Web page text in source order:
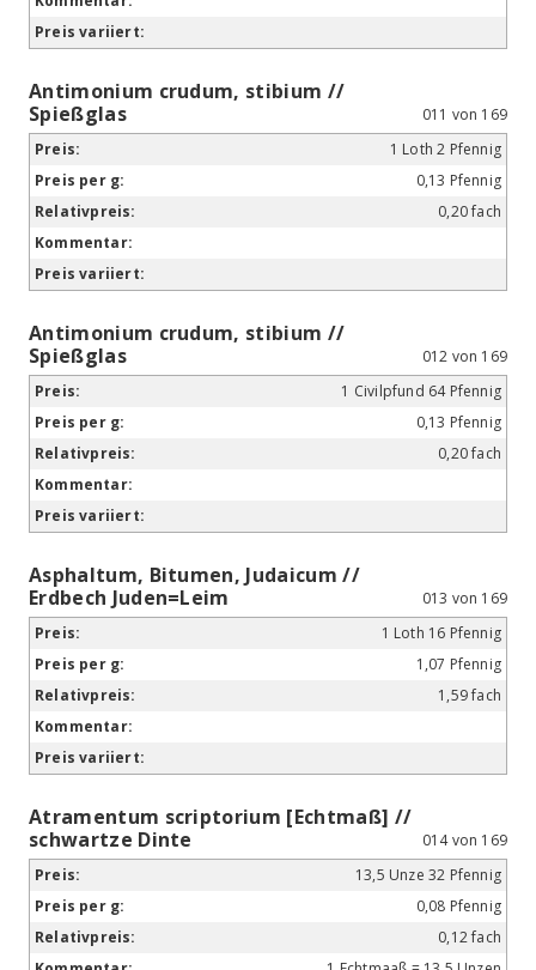
Antimonium crudum, stibium //
Spießglas
011 von 169
1 Loth 2 Pfennig
0,13 Pfennig
0,20 fach
Antimonium crudum, stibium //
Spießglas
012 von 169
1 Civilpfund 64 Pfennig
0,13 Pfennig
0,20 fach
Asphaltum, Bitumen, Judaicum //
Erdbech Juden=Leim
013 von 169
1 Loth 16 Pfennig
1,07 Pfennig
1,59 fach
Atramentum scriptorium [Echtmaß] //
schwartze Dinte
014 von 169
13,5 Unze 32 Pfennig
0,08 Pfennig
0,12 fach